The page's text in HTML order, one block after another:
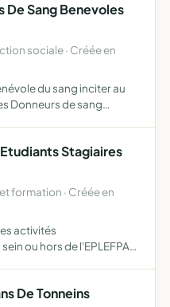
De Sang Benevoles
sociale · Créée en
du sang inciter au
Donneurs de sang
Stagiaires
formation · Créée en
activités
ou hors de l'EPLEFPA,
De Tonneins